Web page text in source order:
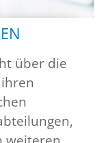
über die